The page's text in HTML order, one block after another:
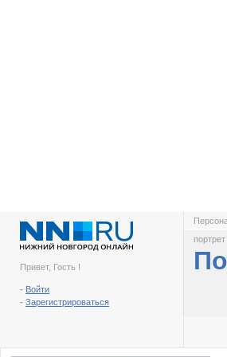
Привет, Гость !
- Войти
- Зарегистрироваться